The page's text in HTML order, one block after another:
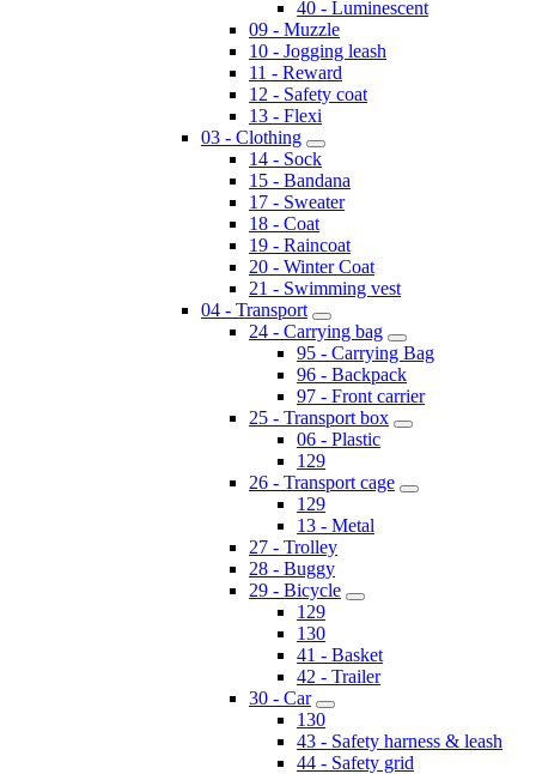
40 - Luminescent
09 - Muzzle
10 - Jogging leash
11 - Reward
12 - Safety coat
13 - Flexi
03 - Clothing
14 - Sock
15 - Bandana
17 - Sweater
18 - Coat
19 - Raincoat
20 - Winter Coat
21 - Swimming vest
04 - Transport
24 - Carrying bag
95 - Carrying Bag
96 - Backpack
97 - Front carrier
25 - Transport box
06 - Plastic
129
26 - Transport cage
129
13 - Metal
27 - Trolley
28 - Buggy
29 - Bicycle
129
130
41 - Basket
42 - Trailer
30 - Car
130
43 - Safety harness & leash
44 - Safety grid